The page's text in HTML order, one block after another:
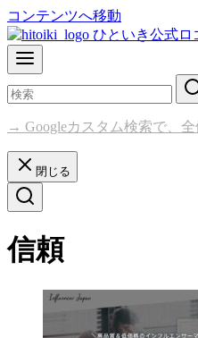
コンテンツへ移動
→ Googleカスタム検索で、
閉じる
信頼